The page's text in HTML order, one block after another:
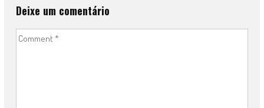
Deixe um comentário